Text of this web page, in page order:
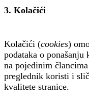
3. Kolačići
Kolačići (cookies)
podataka o
na pojedinim
preglednik koristi i
kvalitete stranice.